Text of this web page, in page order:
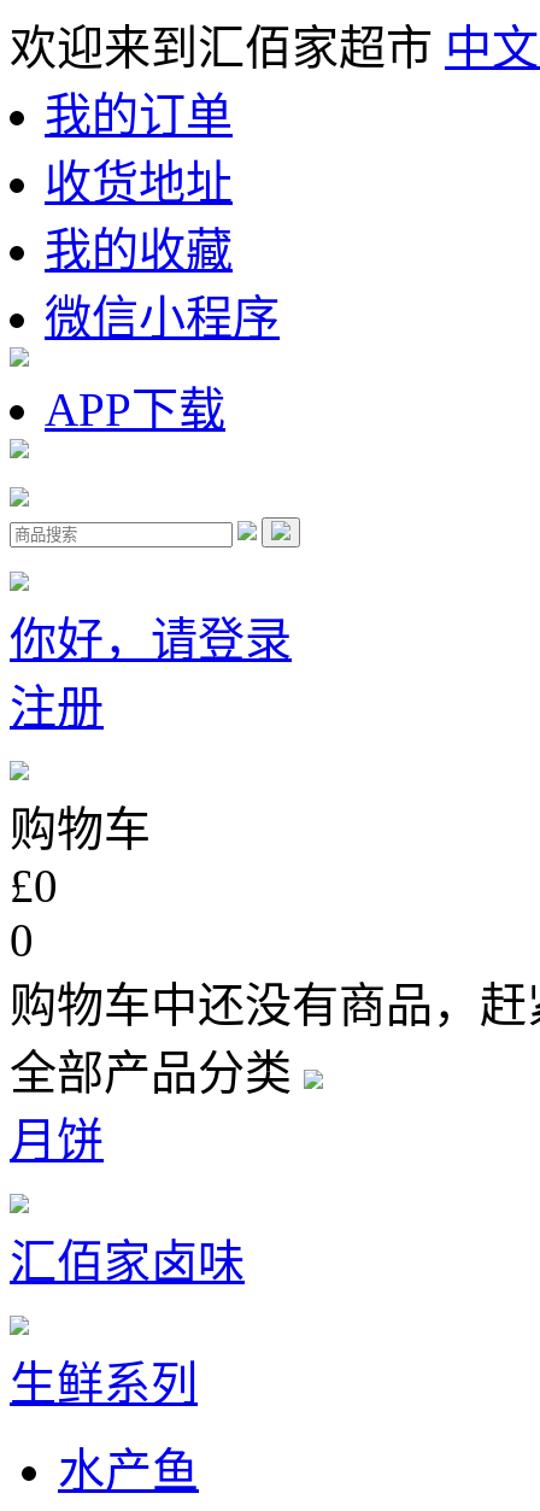
欢迎来到汇佰家超市 中
我的订单
收货地址
我的收藏
微信小程序
APP下载
你好，请登录
注册
购物车
£0
0
购物车中还没有商品，
全部产品分类
月饼
汇佰家卤味
生鲜系列
水产鱼